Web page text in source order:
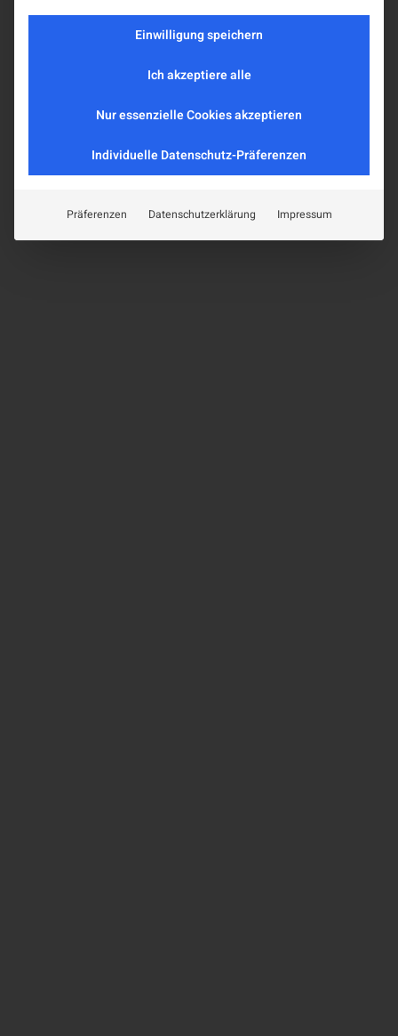
Einwilligung speichern
Ich akzeptiere alle
Nur essenzielle Cookies akzeptieren
Individuelle Datenschutz-Präferenzen
Präferenzen Datenschutzerklärung Impressum